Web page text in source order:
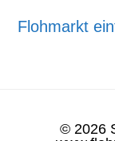
Flohmarkt
© 2026